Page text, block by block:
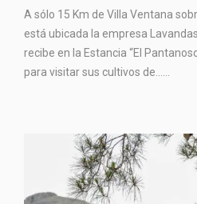
A sólo 15 Km de Villa Ventana
está ubicada la empresa
recibe en la Estancia “El
para visitar sus cultivos de…...